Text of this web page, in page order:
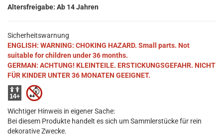
Altersfreigabe: Ab 14 Jahren
Sicherheitswarnung
ENGLISH: WARNING: CHOKING HAZARD. Small parts. Not
suitable for children under 36 months.
GERMAN: ACHTUNG! KLEINTEILE. ERSTICKUNGSGEFAHR. NICHT
FÜR KINDER UNTER 36 MONATEN GEEIGNET.
Wichtiger Hinweis in eigener Sache:
Bei diesem Produkte handelt es sich um Sammlerstücke für rein
dekorative Zwecke.